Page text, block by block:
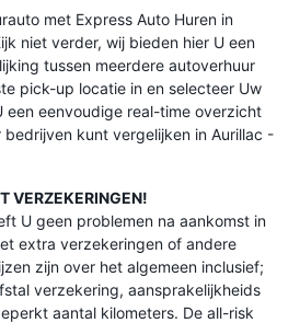
met Express Auto Huren in
niet verder, wij bieden hier U een
tussen meerdere autoverhuur
pick-up locatie in en selecteer Uw
een eenvoudige real-time overzicht
bedrijven kunt vergelijken in Aurillac -
VERZEKERINGEN!
U geen problemen na aankomst in
extra verzekeringen of andere
zijn over het algemeen inclusief;
verzekering, aansprakelijkheids
aantal kilometers. De all-risk